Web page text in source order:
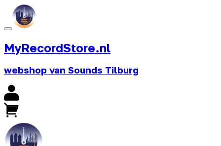
MyRecordStore.nl
webshop van Sounds Tilburg